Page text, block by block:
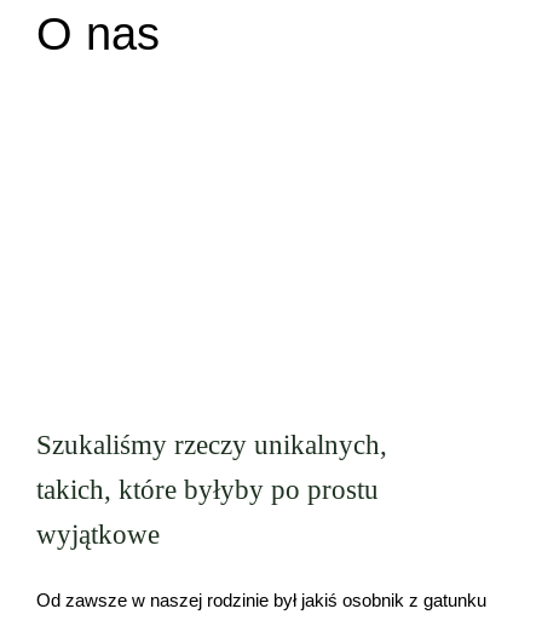
Drewniane
Torby
Bez psa ;)
OUTLET
O nas
Szukaliśmy rzeczy unikalnych,
takich, które byłyby po prostu
wyjątkowe
Od zawsze w naszej rodzinie był jakiś osobnik z gatunku